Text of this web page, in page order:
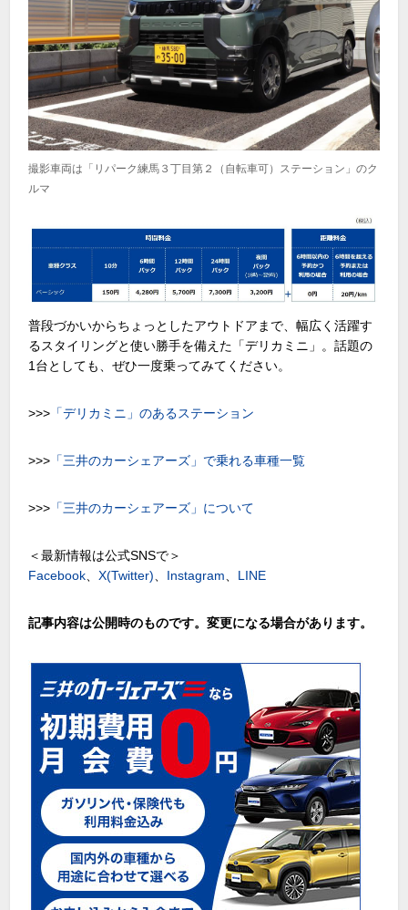
撮影車両は「リパーク練馬３丁目第２（自転車可）ステーション」のク
ルマ
普段づかいからちょっとしたアウトドアまで、幅広く活躍す
るスタイリングと使い勝手を備えた「デリカミニ」。話題の
1台としても、ぜひ一度乗ってみてください。
>>> 「デリカミニ」のあるステーション
>>> 「三井のカーシェアーズ」で乗れる車種一覧
>>> 「三井のカーシェアーズ」について
＜最新情報は公式SNSで＞
Facebook 、X(Twitter) Instagram LINE
記事内容は公開時のものです。変更になる場合があります。